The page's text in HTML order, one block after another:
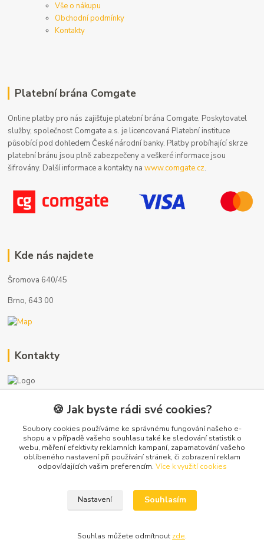
Vše o nákupu
Obchodní podmínky
Kontakty
Platební brána Comgate
Online platby pro nás zajišťuje platební brána Comgate. Poskytovatel
služby, společnost Comgate a.s. je licencovaná Platební instituce
působící pod dohledem České národní banky. Platby probíhající skrze
platební bránu jsou plně zabezpečeny a veškeré informace jsou
šifrovány. Další informace a kontakty nawww.comgate.cz.
Kde nás najdete
Šromova 640/45
Brno, 643 00
Kontakty
+420 722 121 761
info@koupelny-eshop.com
Copyright 2020-2025 © Sanitrade s.r.o. Všechna práva vyhrazena.
🍪 Jak byste rádi své cookies?
Soubory cookies používáme ke správnému fungování našeho e-
shopu a v případě vašeho souhlasu také ke sledování statistik o
webu, měření efektivity reklamních kampaní, zapamatování vašeho
oblíbeného nastavení při používání stránek, či zobrazení reklam
odpovídajících vašim preferencím. Více k využití cookies
Nastavení Souhlasím
Souhlas můžete odmítnout zde.